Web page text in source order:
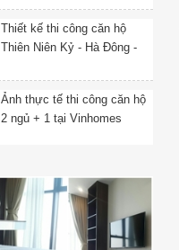
Thiết kế thi công căn hộ
Thiên Niên Kỷ - Hà Đông -
Ảnh thực tế thi công căn hộ
2 ngủ + 1 tại Vinhomes